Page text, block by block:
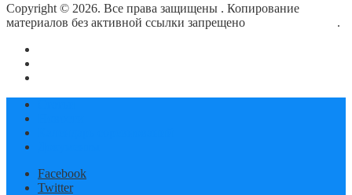
Copyright © 2026. Все права защищены . Копирование
материалов без активной ссылки запрещено
.
Facebook
Twitter